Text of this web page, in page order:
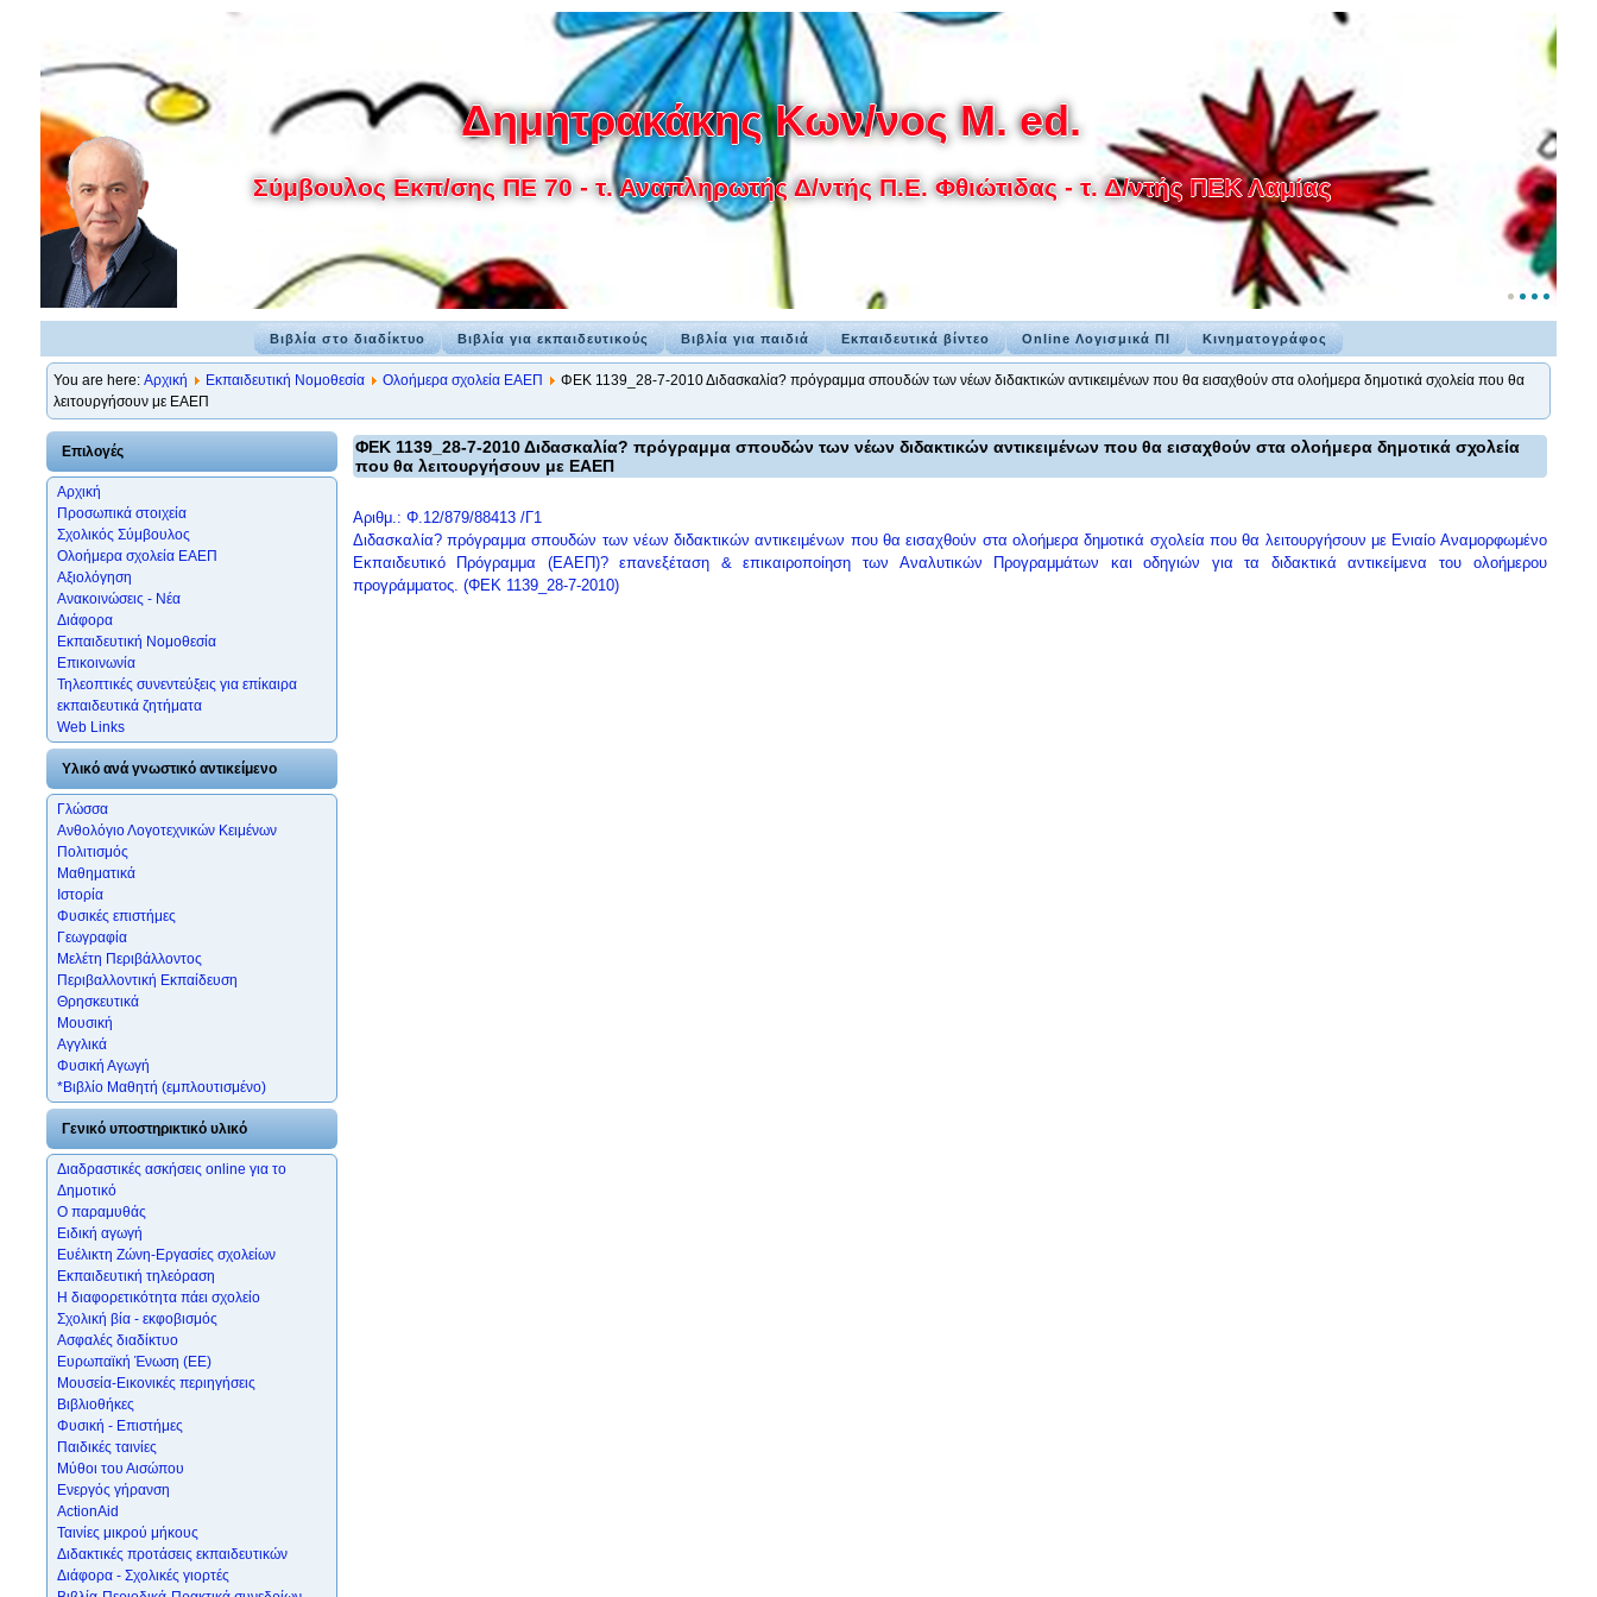
Δημητρακάκης Κων/νος M. ed.
Σύμβουλος Εκπ/σης ΠΕ 70 - τ. Αναπληρωτής Δ/ντής Π.Ε. Φθιώτιδας - τ. Δ/ντής ΠΕΚ Λαμίας
Βιβλία στο διαδίκτυο Βιβλία για εκπαιδευτικούς Βιβλία για παιδιά Εκπαιδευτικά βίντεο Online Λογισμικά ΠΙ Κινηματογράφος
You are here: Αρχική Εκπαιδευτική Νομοθεσία Ολοήμερα σχολεία ΕΑΕΠ
ΦΕΚ 1139_28-7-2010 Διδασκαλία? πρόγραμμα σπουδών των νέων διδακτικών αντικειμένων που θα εισαχθούν στα ολοήμερα δημοτικά σχολεία που θα
λειτουργήσουν με ΕΑΕΠ
Επιλογές
Αρχική
Προσωπικά στοιχεία
Σχολικός Σύμβουλος
Ολοήμερα σχολεία ΕΑΕΠ
Αξιολόγηση
Ανακοινώσεις - Νέα
Διάφορα
Εκπαιδευτική Νομοθεσία
Επικοινωνία
Τηλεοπτικές συνεντεύξεις για επίκαιρα
εκπαιδευτικά ζητήματα
Web Links
Υλικό ανά γνωστικό αντικείμενο
Γλώσσα
Ανθολόγιο Λογοτεχνικών Κειμένων
Πολιτισμός
Μαθηματικά
Ιστορία
Φυσικές επιστήμες
Γεωγραφία
Μελέτη Περιβάλλοντος
Περιβαλλοντική Εκπαίδευση
Θρησκευτικά
Μουσική
Αγγλικά
Φυσική Αγωγή
*Βιβλίο Μαθητή (εμπλουτισμένο)
Γενικό υποστηρικτικό υλικό
Διαδραστικές ασκήσεις online για το
Δημοτικό
Ο παραμυθάς
Ειδική αγωγή
Ευέλικτη Ζώνη-Εργασίες σχολείων
Εκπαιδευτική τηλεόραση
Η διαφορετικότητα πάει σχολείο
Σχολική βία - εκφοβισμός
Ασφαλές διαδίκτυο
Ευρωπαϊκή Ένωση (ΕΕ)
Μουσεία-Εικονικές περιηγήσεις
Βιβλιοθήκες
Φυσική - Επιστήμες
Παιδικές ταινίες
Μύθοι του Αισώπου
Ενεργός γήρανση
ActionAid
Ταινίες μικρού μήκους
Διδακτικές προτάσεις εκπαιδευτικών
Διάφορα - Σχολικές γιορτές
ΦΕΚ 1139_28-7-2010 Διδασκαλία? πρόγραμμα σπουδών των νέων διδακτικών αντικειμένων που θα εισαχθούν στα ολοήμερα δημοτικά σχολεία
που θα λειτουργήσουν με ΕΑΕΠ
Αριθμ.: Φ.12/879/88413 /Γ1
Διδασκαλία? πρόγραμμα σπουδών των νέων διδακτικών αντικειμένων που θα εισαχθούν στα ολοήμερα δημοτικά σχολεία που θα λειτουργήσουν με Ενιαίο Αναμορφωμένο
Εκπαιδευτικό Πρόγραμμα (ΕΑΕΠ)? επανεξέταση & επικαιροποίηση των Αναλυτικών Προγραμμάτων και οδηγιών για τα διδακτικά αντικείμενα του ολοήμερου
προγράμματος. (ΦΕΚ 1139_28-7-2010)